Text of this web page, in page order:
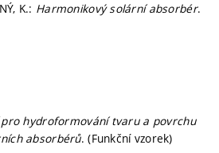
K.: Harmonikový solární absorbér.
pro hydroformování tvaru a povrchu
absorbérů. (Funkční vzorek)